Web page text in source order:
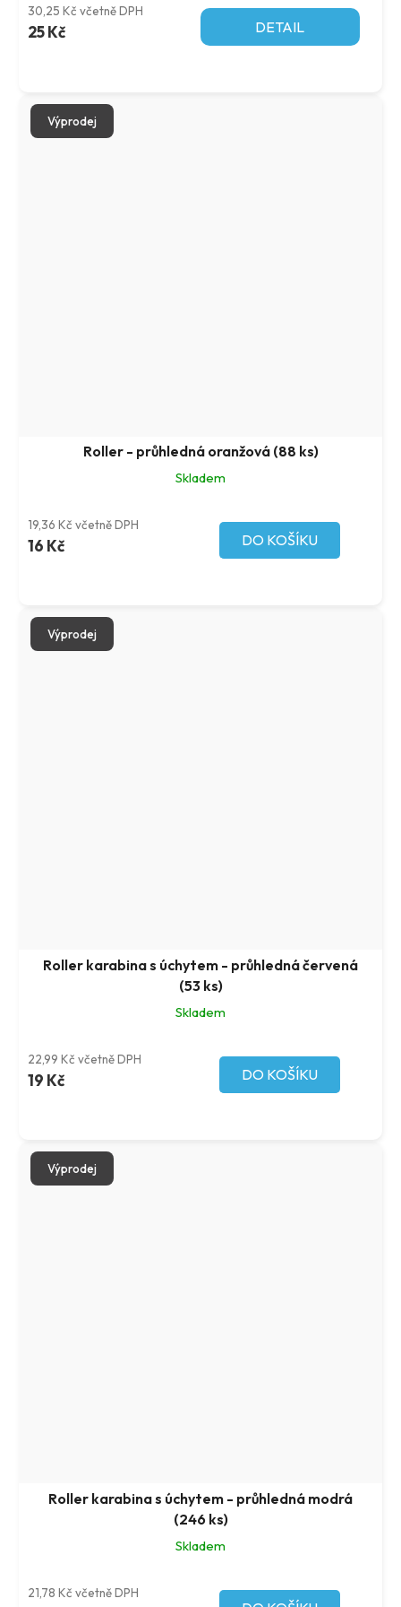
30,25 Kč včetně DPH
25 Kč DETAIL
Výprodej
Roller - průhledná oranžová (88 ks)
Skladem
19,36 Kč včetně DPH
16 Kč DO KOŠÍKU
Výprodej
Roller karabina s úchytem - průhledná červená
(53 ks)
Skladem
22,99 Kč včetně DPH
19 Kč DO KOŠÍKU
Výprodej
Roller karabina s úchytem - průhledná modrá
(246 ks)
Skladem
21,78 Kč včetně DPH